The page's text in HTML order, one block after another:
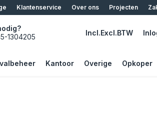
Klantenservice Over ons Projecten
1304205
Incl.Excl.BTW
Kantoor Overige Opkoper